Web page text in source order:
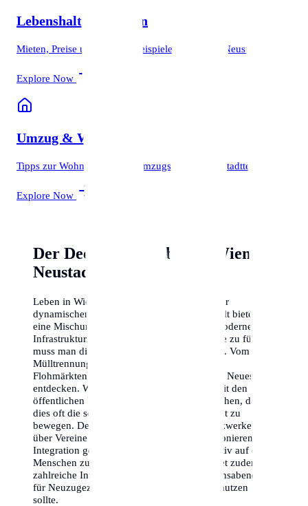
Lebenshaltungskosten
Mieten, Preise und Budget-Beispiele für Wiener Neustadt.
Explore Now
Umzug & Wohnen
Tipps zur Wohnungssuche, Umzugsfirmen und Stadtteile.
Explore Now
Der Deep-Dive: Leben in Wiener
Neustadt
Leben in Wiener Neustadt bedeutet, Teil einer
dynamischen Gemeinschaft zu sein. Die Stadt bietet
eine Mischung aus historischem Flair und moderner
Infrastruktur. Um sich hier wirklich zu Hause zu fühlen,
muss man die lokalen Eigenheiten verstehen. Vom
Mülltrennungssystem bis hin zu den besten
Flohmärkten der Stadt – es gibt immer etwas Neues zu
entdecken. Wir empfehlen, sich frühzeitig mit den
öffentlichen Verkehrsmitteln vertraut zu machen, da
dies oft die schnellste Art ist, sich in der Stadt zu
bewegen. Denke auch daran, dass viele Netzwerke hier
über Vereine und lokale Stammtische funktionieren; die
Integration gelingt am besten, wenn man aktiv auf die
Menschen zugeht. Die Stadtverwaltung bietet zudem
zahlreiche Integrationskurse und Informationsabende
für Neuzugezogene an, die man unbedingt nutzen
sollte.